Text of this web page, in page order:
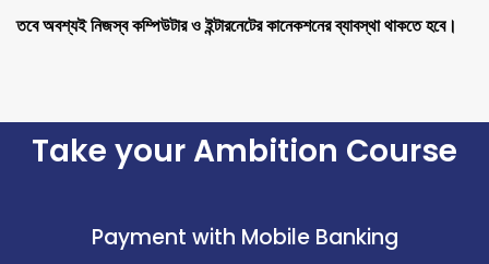
তবে অবশ্যই নিজস্ব কম্পিউটার ও ইন্টারনেটের কানেকশনের ব্যাবস্থা থাকতে হবে।
Take your Ambition Course
Payment with Mobile Banking